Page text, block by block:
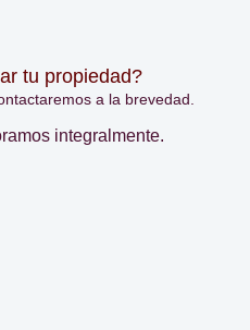
tu propiedad?
a la brevedad.
integralmente.